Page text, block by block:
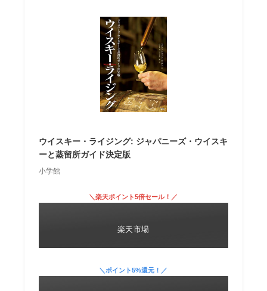
ウイスキー・ライジング: ジャパニーズ・ウイスキ
ーと蒸留所ガイド決定版
小学館
＼楽天ポイント5倍セール！／
楽天市場
＼ポイント5%還元！／